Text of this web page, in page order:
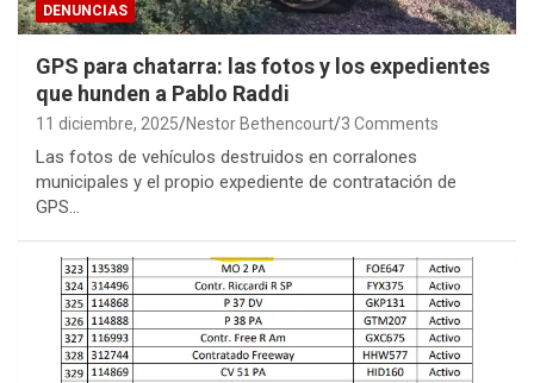
DENUNCIAS
GPS para chatarra: las fotos y los expedientes
que hunden a Pablo Raddi
11 diciembre, 2025 Nestor Bethencourt 3 Comments
Las fotos de vehículos destruidos en corralones
municipales y el propio expediente de contratación de
GPS…